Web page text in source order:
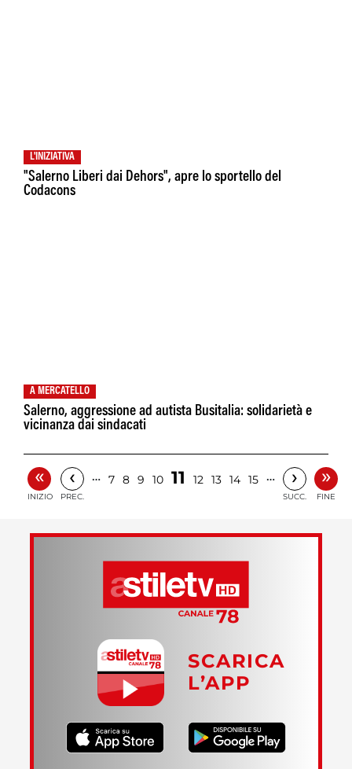
L'INIZIATIVA
"Salerno Liberi dai Dehors", apre lo sportello del
Codacons
A MERCATELLO
Salerno, aggressione ad autista Busitalia: solidarietà e
vicinanza dai sindacati
«
INIZIO
‹
PREC.
… 7 8 9 10 11 12 13 14 15 … ›
SUCC.
»
FINE
SCARICA
L’APP